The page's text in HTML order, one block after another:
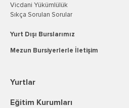
Vicdani Yükümlülük
Sıkça Sorulan Sorular
Yurt Dışı Burslarımız
Mezun Bursiyerlerle İletişim
Yurtlar
Eğitim Kurumları